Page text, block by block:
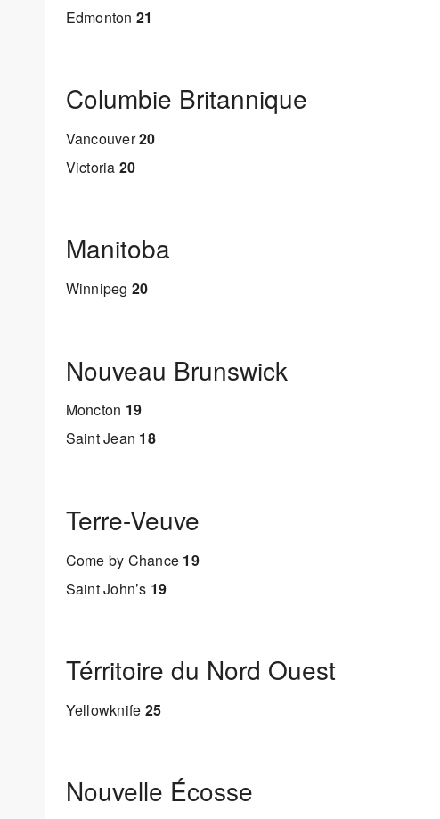
Edmonton 21
Columbie Britannique
Vancouver20
Victoria 20
Manitoba
Winnipeg 20
Nouveau Brunswick
Moncton 19
Saint Jean 18
Terre-Veuve
Come by Chance 19
Saint John’s 19
Térritoire du Nord Ouest
Yellowknife 25
Nouvelle Écosse